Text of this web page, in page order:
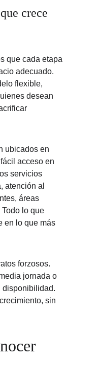
crece
que cada etapa
adecuado.
flexible,
desean
ubicados en
acceso en
servicios
atención al
áreas
lo que
en lo que más
forzosos.
jornada o
disponibilidad.
sin